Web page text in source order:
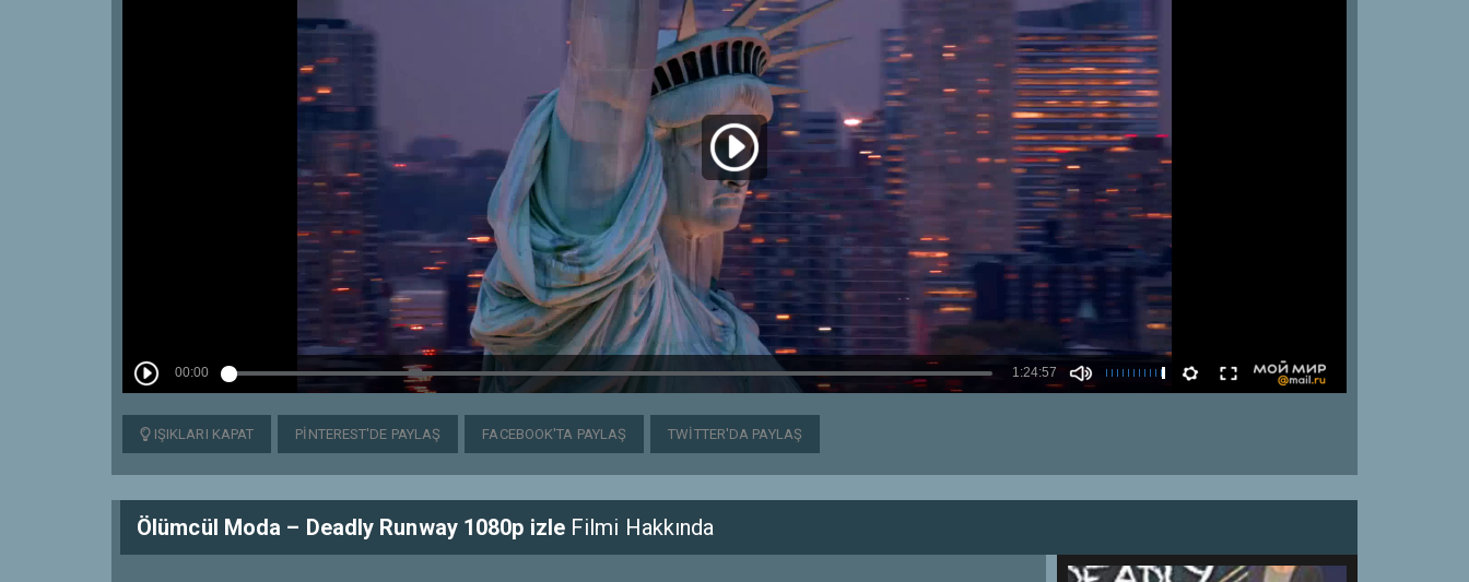
IŞIKLARI KAPAT PINTEREST'DE PAYLAŞ FACEBOOK'TA PAYLAŞ TWITTER'DA PAYLAŞ
Ölümcül Moda – Deadly Runway 1080p izleFilmi Hakkında